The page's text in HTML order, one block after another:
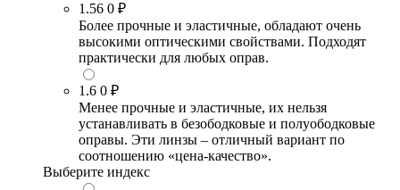
1.56 0 ₽
Более прочные и эластичные, обладают очень
высокими оптическими свойствами. Подходят
практически для любых оправ.
1.6 0 ₽
Менее прочные и эластичные, их нельзя
устанавливать в безободковые и полуободковые
оправы. Эти линзы – отличный вариант по
соотношению «цена-качество».
Выберите индекс